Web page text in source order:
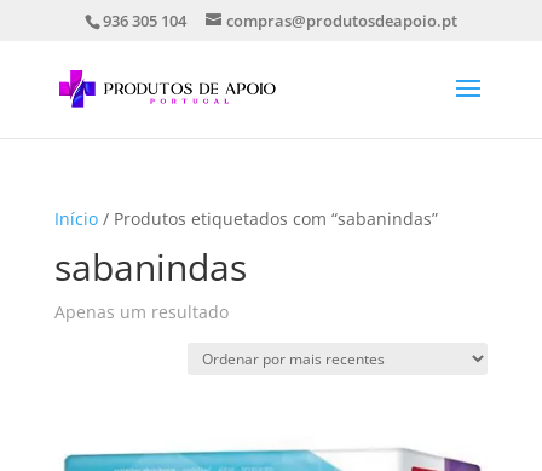
936 305 104 compras@produtosdeapoio.pt
Início/ Produtos etiquetados com “sabanindas”
sabanindas
Apenas um resultado